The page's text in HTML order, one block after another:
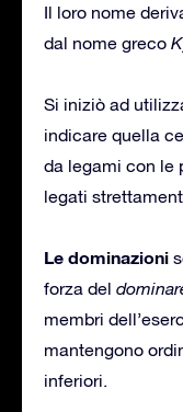
Il loro nome
dal nome greco
Si iniziò ad
indicare quella
da legami con le
legati
Le dominazioni
forza del
membri
mantengono
inferiori.